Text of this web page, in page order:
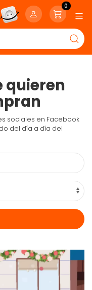
0
quieren
sociales en Facebook
del día a día del